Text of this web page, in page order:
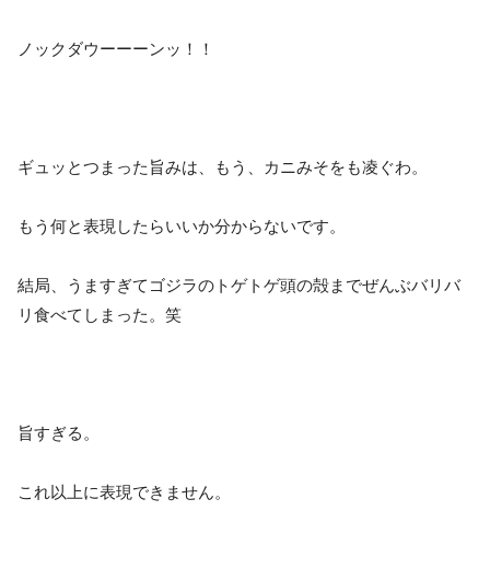
ノックダウーーーンッ！！
ギュッとつまった旨みは、もう、カニみそをも凌ぐわ。
もう何と表現したらいいか分からないです。
結局、うますぎてゴジラのトゲトゲ頭の殻までぜんぶバリバ
リ食べてしまった。笑
旨すぎる。
これ以上に表現できません。